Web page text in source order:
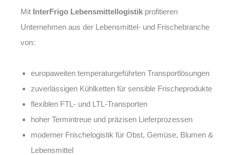
Mit InterFrigo Lebensmittellogistik profitieren
Unternehmen aus der Lebensmittel- und Frischebranche
von:
europaweiten temperaturgeführten Transportlösungen
zuverlässigen Kühlketten für sensible Frischeprodukte
flexiblen FTL- und LTL-Transporten
hoher Termintreue und präzisen Lieferprozessen
moderner Frischelogistik für Obst, Gemüse, Blumen &
Lebensmittel